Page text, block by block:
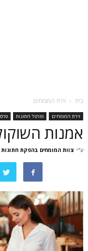
בית זירת המומחים
זירת המומחים פורטל חתונות
אמנות
ע"י צוות המומחים בהפקת חתונות